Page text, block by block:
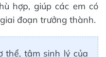
hợp, giúp các em có
đoạn trưởng thành.
thể, tâm sinh lý của